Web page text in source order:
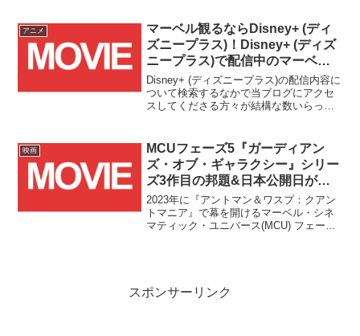
しました！！
アニメ
マーベル観るならDisney+ (ディ
ズニープラス)！Disney+ (ディズ
ニープラス)で配信中のマーベル
作品を紹介！！
Disney+ (ディズニープラス)の配信内容に
ついて検索するなかで当ブログにアクセ
スしてくださる方々が結構な数いらっし
連作品をまとめてみました！未加入の方
は、こちらの内容を参考にDisney+ (ディ
ズニープラス)への加入をご検討いただけ
れば幸いです！！
映画
MCUフェーズ5『ガーディアン
ズ・オブ・ギャラクシー』シリー
ズ3作目の邦題&日本公開日が決
定！！全米に先駆けて2023年5月
3日(水・祝)公開に！！
2023年に『アントマン＆ワスプ：クアン
トマニア』で幕を開けるマーベル・シネ
マティック・ユニバース(MCU) フェーズ5
スポンサーリンク